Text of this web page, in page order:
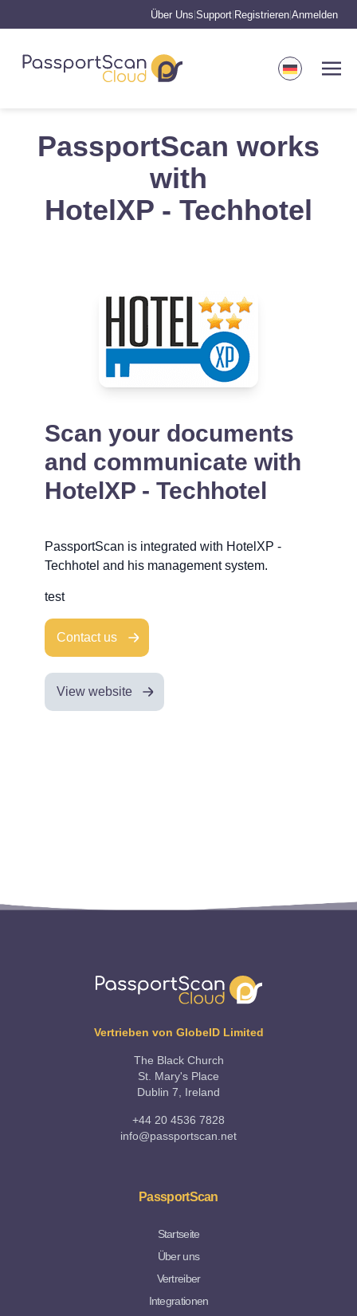
Über Uns Support Registrieren Anmelden
PassportScan works
with
HotelXP - Techhotel
Scan your documents
and communicate with
HotelXP - Techhotel
PassportScan is integrated with HotelXP -
Techhotel and his management system.
test
Contact us
View website
Vertrieben von GlobeID Limited
The Black Church
St. Mary's Place
Dublin 7, Ireland
+44 20 4536 7828
info@passportscan.net
PassportScan
Startseite
Über uns
Vertreiber
Integrationen